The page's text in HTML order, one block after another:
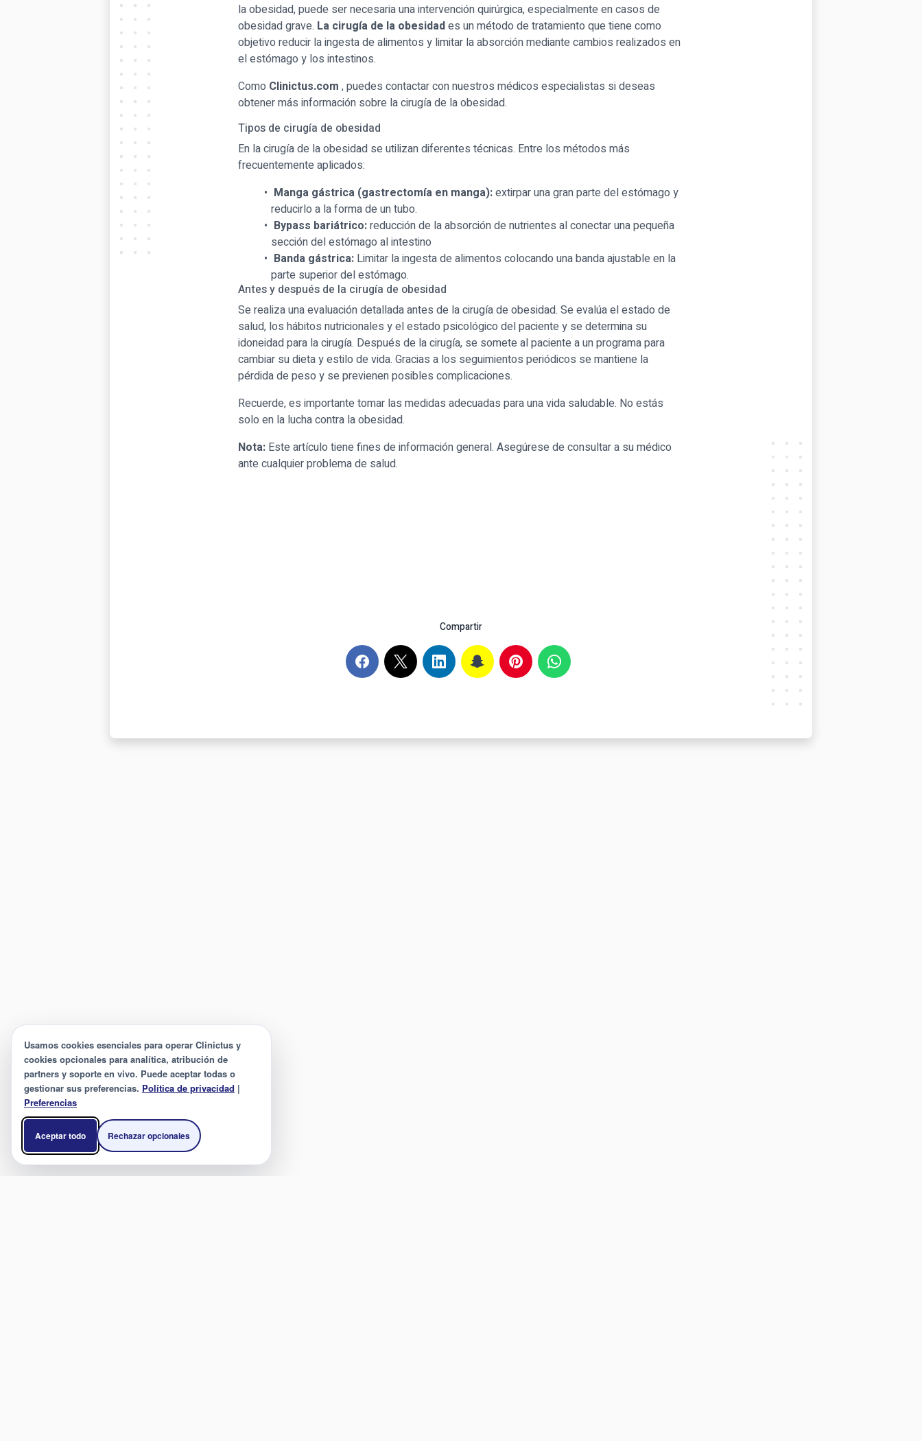
Usamos cookies esenciales para operar Clinictus y
cookies opcionales para analítica, atribución de
partners y soporte en vivo. Puede aceptar todas o
gestionar sus preferencias. Política de privacidad |
Preferencias
Aceptar todo Rechazar opcionales
la obesidad, puede ser necesaria una intervención quirúrgica, especialmente en casos de
obesidad grave. La cirugía de la obesidades un método de tratamiento que tiene como
objetivo reducir la ingesta de alimentos y limitar la absorción mediante cambios realizados en
el estómago y los intestinos.
Como Clinictus.com , puedes contactar con nuestros médicos especialistas si deseas
obtener más información sobre la cirugía de la obesidad.
Tipos de cirugía de obesidad
En la cirugía de la obesidad se utilizan diferentes técnicas. Entre los métodos más
frecuentemente aplicados:
Manga gástrica (gastrectomía en manga):extirpar una gran parte del estómago y
reducirlo a la forma de un tubo.
Bypass bariátrico:reducción de la absorción de nutrientes al conectar una pequeña
sección del estómago al intestino
Banda gástrica:Limitar la ingesta de alimentos colocando una banda ajustable en la
parte superior del estómago.
Antes y después de la cirugía de obesidad
Se realiza una evaluación detallada antes de la cirugía de obesidad. Se evalúa el estado de
salud, los hábitos nutricionales y el estado psicológico del paciente y se determina su
idoneidad para la cirugía. Después de la cirugía, se somete al paciente a un programa para
cambiar su dieta y estilo de vida. Gracias a los seguimientos periódicos se mantiene la
pérdida de peso y se previenen posibles complicaciones.
Recuerde, es importante tomar las medidas adecuadas para una vida saludable. No estás
solo en la lucha contra la obesidad.
Nota: Este artículo tiene fines de información general. Asegúrese de consultar a su médico
ante cualquier problema de salud.
Compartir